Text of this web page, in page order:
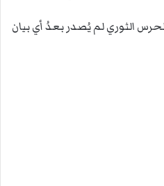
الحرس الثوري لم يُصدر بعدُ أي بيان